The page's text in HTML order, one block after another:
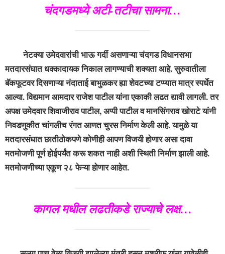
चंदगडमध्ये अटी-तटीचा सामना…
नेटक्या उमेदवारांची भाऊ गर्दी असणाऱ्या चंदगड विधानसभा
मतदारसंघात धक्कादायक निकाल लागण्याची शक्यता आहे. सुरुवातीला
बॅकफूटवर दिसणाऱ्या नंदाताई बाभुळकर ह्या शेवटच्या टप्प्यात मात्र स्पर्धेत
आल्या. विद्यमान आमदार राजेश पाटील यांना एकाकी लढत द्यावी लागली. तर
अपक्ष उमेदवार शिवाजीराव पाटील, अप्पी पाटील व मानसिंगराव खोराटे यांनी
निवडणुकीत चांगलीच रंगत आणत चुरस निर्माण केली आहे. यामुळे या
मतदारसंघात छातीठोकपणे कोणीही आपण विजयी होणार असा दावा
मतमोजणी पूर्ण होईपर्यंत करू शकत नाही अशी स्थिती निर्माण झाली आहे.
मतमोजणीच्या एकूण २८ फेऱ्या होणार आहेत.
कागल मधील लढतीकडे राज्याचे लक्ष…